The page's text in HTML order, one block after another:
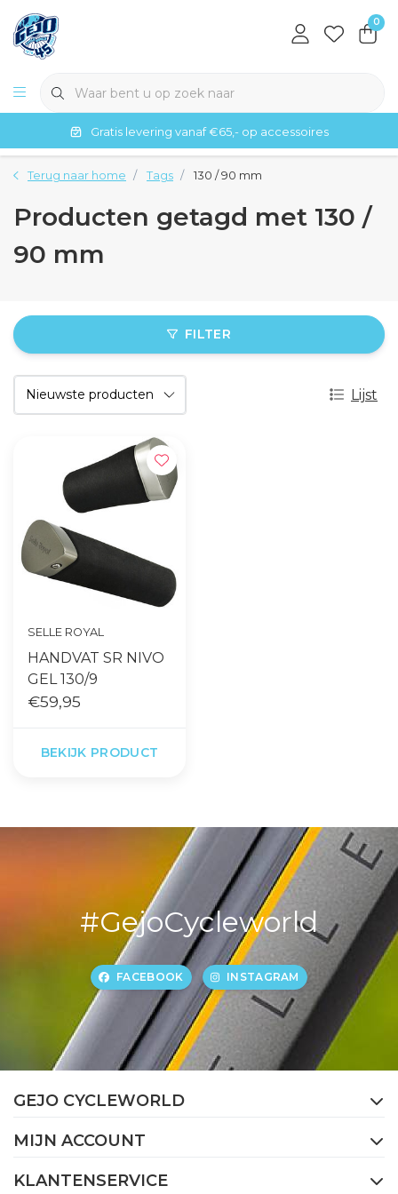
0
Gratis levering vanaf €65,- op accessoires
Terug naar home Tags 130 / 90 mm
Producten getagd met 130 /
90 mm
FILTER
Lijst
SELLE ROYAL
HANDVAT SR NIVO
GEL 130/9
€59,95
BEKIJK PRODUCT
#GejoCycleworld
FACEBOOK INSTAGRAM
GEJO CYCLEWORLD
MIJN ACCOUNT
KLANTENSERVICE